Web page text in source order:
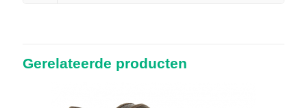
Gerelateerde producten